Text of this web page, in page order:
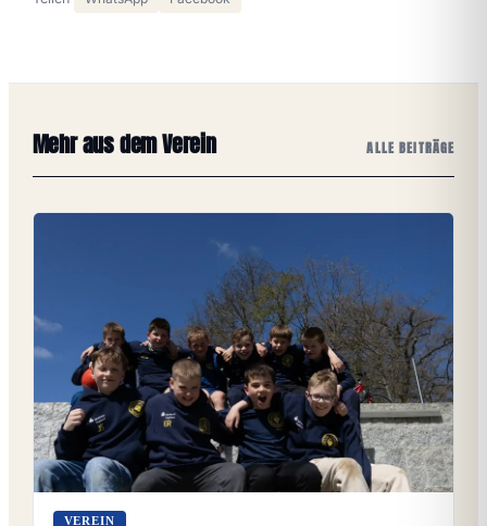
Mehr aus dem Verein ALLE BEITRÄGE
VEREIN